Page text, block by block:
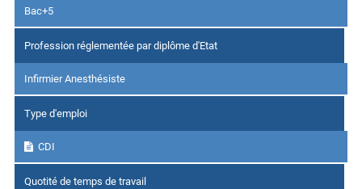
Bac+5
Profession réglementée par diplôme d'Etat
Infirmier Anesthésiste
Type d'emploi
CDI
Quotité de temps de travail